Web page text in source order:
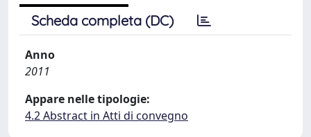
Scheda completa (DC)
Anno
2011
Appare nelle tipologie:
4.2 Abstract in Atti di convegno